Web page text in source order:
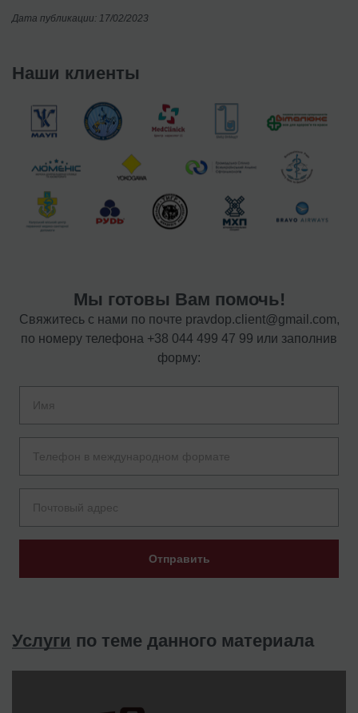
Дата публикации: 17/02/2023
Наши клиенты
Мы готовы Вам помочь!
Свяжитесь с нами по почте pravdop.client@gmail.com,
по номеру телефона +38 044 499 47 99 или заполнив
форму:
Отправить
Услуги по теме данного материала